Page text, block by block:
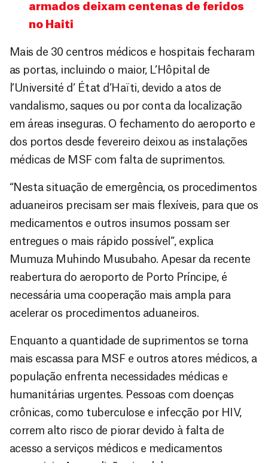
armados deixam centenas de feridos
no Haiti
Mais de 30 centros médicos e hospitais fecharam
as portas, incluindo o maior, L’Hôpital de
l’Université d’ État d’Haïti, devido a atos de
vandalismo, saques ou por conta da localização
em áreas inseguras. O fechamento do aeroporto e
dos portos desde fevereiro deixou as instalações
médicas de MSF com falta de suprimentos.
“Nesta situação de emergência, os procedimentos
aduaneiros precisam ser mais flexíveis, para que os
medicamentos e outros insumos possam ser
entregues o mais rápido possível”, explica
Mumuza Muhindo Musubaho. Apesar da recente
reabertura do aeroporto de Porto Príncipe, é
necessária uma cooperação mais ampla para
acelerar os procedimentos aduaneiros.
Enquanto a quantidade de suprimentos se torna
mais escassa para MSF e outros atores médicos, a
população enfrenta necessidades médicas e
humanitárias urgentes. Pessoas com doenças
crônicas, como tuberculose e infecção por HIV,
correm alto risco de piorar devido à falta de
acesso a serviços médicos e medicamentos